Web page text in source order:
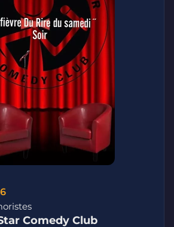
Comedy Club